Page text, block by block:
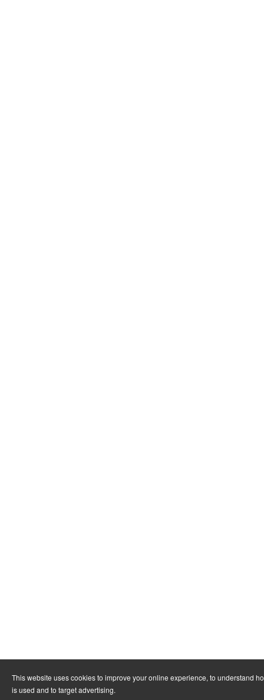
This website uses cookies to improve your online experience, to understand
is used and to target advertising.